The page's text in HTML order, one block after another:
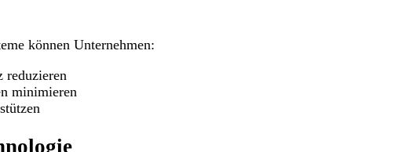
können Unternehmen:
reduzieren
minimieren